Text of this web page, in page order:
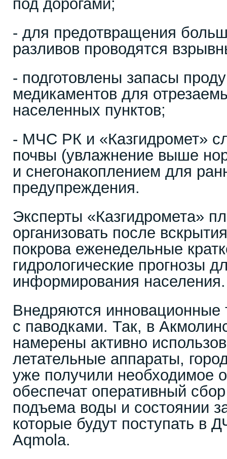
под дорогами;
- для предотвращения
разливов проводятся
- подготовлены запасы
медикаментов для
населенных пунктов;
- МЧС РК и «Казгидромет»
почвы (увлажнение выше
и снегонакоплением для
предупреждения.
Эксперты «Казгидромета»
организовать после
покрова еженедельные
гидрологические прогнозы
информирования населения.
Внедряются инновационные
с паводками. Так, в
намерены активно
летательные аппараты,
уже получили необходимое
обеспечат оперативный
подъема воды и состоянии
которые будут поступать в
Aqmola.